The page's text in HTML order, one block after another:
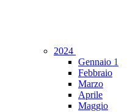
2024
Gennaio 1
Febbraio
Marzo
Aprile
Maggio